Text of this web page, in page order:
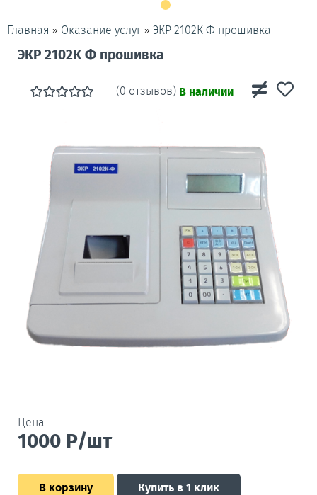
Главная » Оказание услуг » ЭКР 2102К Ф прошивка
ЭКР 2102К Ф прошивка
(0 отзывов) В наличии
Цена:
1000 Р/шт
В корзину Купить в 1 клик